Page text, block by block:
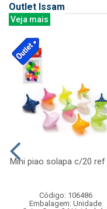
Outlet Issam
Veja mais
Mini piao solapa c/20 ref
Código: 106486
Embalagem: Unidade